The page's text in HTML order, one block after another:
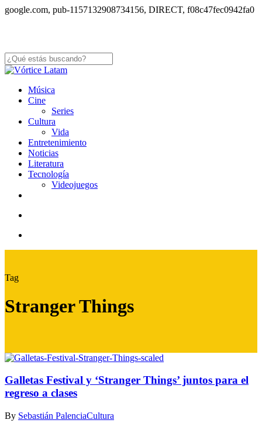
google.com, pub-1157132908734156, DIRECT, f08c47fec0942fa0
Close
search
Menu
Música
Cine
Series
Cultura
Vida
Entretenimiento
Noticias
Literatura
Tecnología
Videojuegos
Tag
Stranger Things
Galletas Festival y ‘Stranger Things’ juntos para el
regreso a clases
By Sebastián PalenciaCultura